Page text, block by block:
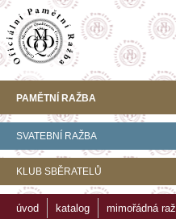
PAMĚTNÍ RAŽBA
SVATEBNÍ RAŽBA
KLUB SBĚRATELŮ
úvod katalog mimořádná